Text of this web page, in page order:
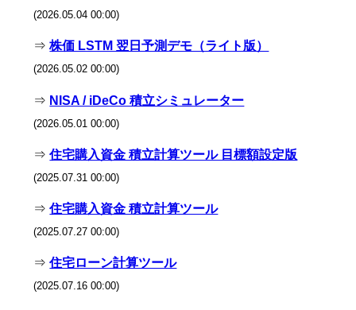
(2026.05.04 00:00)
⇒株価 LSTM 翌日予測デモ（ライト版）
(2026.05.02 00:00)
⇒ NISA / iDeCo 積立シミュレーター
(2026.05.01 00:00)
⇒住宅購入資金 積立計算ツール 目標額設定版
(2025.07.31 00:00)
⇒住宅購入資金 積立計算ツール
(2025.07.27 00:00)
⇒住宅ローン計算ツール
(2025.07.16 00:00)